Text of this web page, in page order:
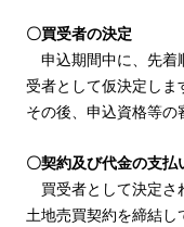
〇買受者の決定
申込期間中に、先着
受者として仮決定しま
その後、申込資格等の
〇契約及び代金の支払
買受者として決定さ
土地売買契約を締結し